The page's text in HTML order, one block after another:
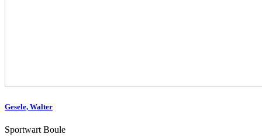
Gesele, Walter
Sportwart Boule